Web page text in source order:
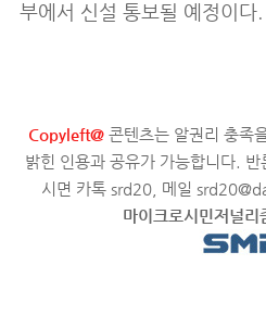
부에서 신설 통보될 예정이다.
Copyleft@콘텐츠는 알권리 충족
밝힌 인용과 공유가 가능합니다.
시면 카톡 srd20, 메일
마이크로시민저널리